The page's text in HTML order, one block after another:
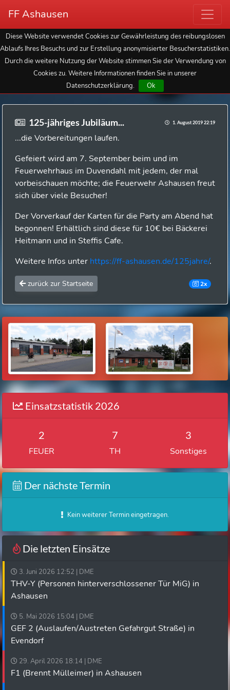
FF Ashausen
Diese Website verwendet Cookies zur Gewährleistung des reibungslosen
Ablaufs Ihres Besuchs und zur Erstellung anonymisierter Besucherstatistiken.
Durch die weitere Nutzung der Website stimmen Sie der Verwendung von
Cookies zu. Weitere Informationen finden Sie in unserer
Datenschutzerklärung.
Ok
125-jähriges Jubiläum... 1. August 2019 22:19
...die Vorbereitungen laufen.
Gefeiert wird am 7. September beim und im
Feuerwehrhaus im Duvendahl mit jedem, der mal
vorbeischauen möchte; die Feuerwehr Ashausen freut
sich über viele Besucher!
Der Vorverkauf der Karten für die Party am Abend hat
begonnen! Erhältlich sind diese für 10€ bei Bäckerei
Heitmann und in Steffis Cafe.
Weitere Infos unter https://ff-ashausen.de/125jahre/.
zurück zur Startseite 2x
Einsatzstatistik 2026
2
FEUER
7
TH
3
Sonstiges
Der nächste Termin
Kein weiterer Termin eingetragen.
Die letzten Einsätze
3. Juni 2026 12:52 | DME
THV-Y (Personen hinterverschlossener Tür MiG) in
Ashausen
5. Mai 2026 15:04 | DME
GEF 2 (Auslaufen/Austreten Gefahrgut Straße) in
Evendorf
29. April 2026 18:14 | DME
F1 (Brennt Mülleimer) in Ashausen